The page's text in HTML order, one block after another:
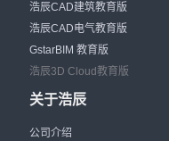
浩辰CAD建筑教育版
浩辰CAD电气教育版
GstarBIM 教育版
浩辰3D Cloud教育版
关于浩辰
公司介绍